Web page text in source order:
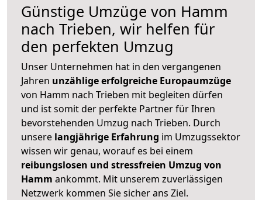
Günstige Umzüge von Hamm
nach Trieben, wir helfen für
den perfekten Umzug
Unser Unternehmen hat in den vergangenen
Jahren unzählige erfolgreiche Europaumzüge
von Hamm nach Trieben mit begleiten dürfen
und ist somit der perfekte Partner für Ihren
bevorstehenden Umzug nach Trieben. Durch
unsere langjährige Erfahrung im Umzugssektor
wissen wir genau, worauf es bei einem
reibungslosen und stressfreien Umzug von
Hamm ankommt. Mit unserem zuverlässigen
Netzwerk kommen Sie sicher ans Ziel.